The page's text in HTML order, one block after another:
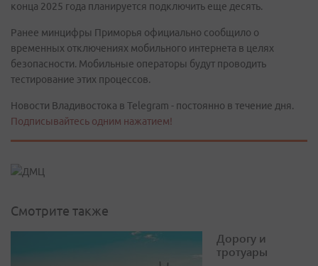
конца 2025 года планируется подключить еще десять.
Ранее минцифры Приморья официально сообщило о
временных отключениях мобильного интернета в целях
безопасности. Мобильные операторы будут проводить
тестирование этих процессов.
Новости Владивостока в Telegram - постоянно в течение дня.
Подписывайтесь одним нажатием!
Смотрите также
Дорогу и
тротуары